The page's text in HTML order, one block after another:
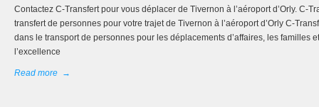
Contactez C-Transfert pour vous déplacer de Tivernon à l’aéroport d’Orly. C-
transfert de personnes pour votre trajet de Tivernon à l’aéroport d’Orly C-
dans le transport de personnes pour les déplacements d’affaires, les familles
l’excellence
Read more →